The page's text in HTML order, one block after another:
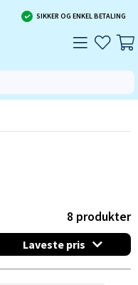
SIKKER OG ENKEL BETALING
8 produkter
Laveste pris